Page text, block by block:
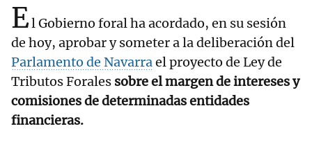
El Gobierno foral ha acordado, en su sesión
de hoy, aprobar y someter a la deliberación del
Parlamento de Navarrael proyecto de Ley de
Tributos Forales sobre el margen de intereses y
comisiones de determinadas entidades
financieras.